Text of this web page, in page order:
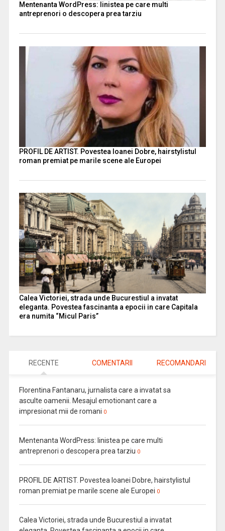
Mentenanta WordPress: linistea pe care multi
antreprenori o descopera prea tarziu
PROFIL DE ARTIST. Povestea Ioanei Dobre, hairstylistul
roman premiat pe marile scene ale Europei
Calea Victoriei, strada unde Bucurestiul a invatat
eleganta. Povestea fascinanta a epocii in care Capitala
era numita “Micul Paris”
RECENTE COMENTARII RECOMANDARI
Florentina Fantanaru, jurnalista care a invatat sa
asculte oamenii. Mesajul emotionant care a
impresionat mii de romani 0
Mentenanta WordPress: linistea pe care multi
antreprenori o descopera prea tarziu 0
PROFIL DE ARTIST. Povestea Ioanei Dobre, hairstylistul
roman premiat pe marile scene ale Europei 0
Calea Victoriei, strada unde Bucurestiul a invatat